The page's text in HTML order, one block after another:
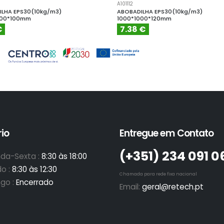
EPS30(10kg/m3)
A101112
ABOBADILHA EPS30(10kg/m3)
1000*1000*120mm
7.38 €
Sexta : 8:30 às 18:00
: 8:30 às 12:30
: Encerrado
Entregue em Contato
(+351)­ 234 091
Chamada para rede fixa nacional
Email: geral@retech.pt